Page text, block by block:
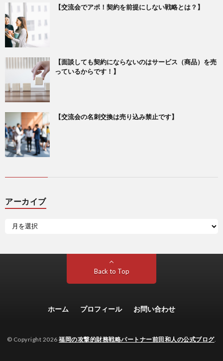
【交流会でアポ！契約を前提にしない戦略とは？】
【面談しても契約にならないのはサービス（商品）を売
っているからです！】
【交流会の名刺交換は売り込み禁止です】
アーカイブ
Back to Top
ホーム プロフィール お問い合わせ
© Copyright 2026福岡の攻撃的財務戦略パートナー前田和人の公式ブログ.